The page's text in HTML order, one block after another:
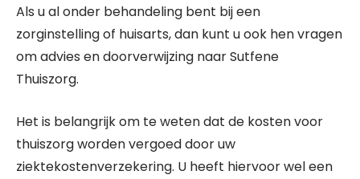
Als u al onder behandeling bent bij een
zorginstelling of huisarts, dan kunt u ook hen vragen
om advies en doorverwijzing naar Sutfene
Thuiszorg.
Het is belangrijk om te weten dat de kosten voor
thuiszorg worden vergoed door uw
ziektekostenverzekering. U heeft hiervoor wel een